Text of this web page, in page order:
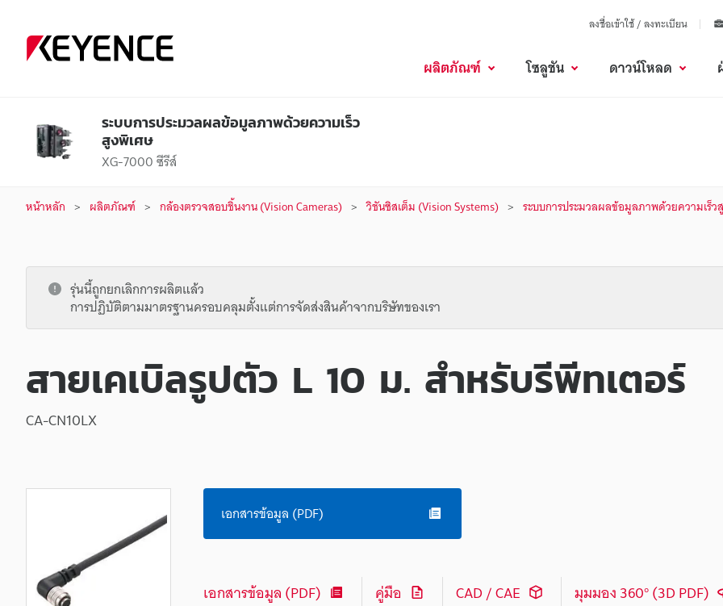
ลงชื่อเข้าใช้ / ลงทะเบียน
ผลิตภัณฑ์ โซลูชัน ดาวน์โหลด
ระบบการประมวลผลข้อมูลภาพด้วยความเร็ว
สูงพิเศษ
XG-7000 ซีรีส์
หน้าหลัก ผลิตภัณฑ์ กล้องตรวจสอบชิ้นงาน (Vision Cameras) วิชันซิสเต็ม (Vision Systems) ระบบการประมวลผลข้อมูลภาพด้วยความเร็ว
รุ่นนี้ถูกยกเลิกการผลิตแล้ว
การปฏิบัติตามมาตรฐานครอบคลุมตั้งแต่การจัดส่งสินค้าจากบริษัทของเรา
สายเคเบิลรูปตัว L 10 ม. สำหรับรีพีทเตอร์
CA-CN10LX
เอกสารข้อมูล (PDF)
เอกสารข้อมูล (PDF) คู่มือ CAD / CAE มุมมอง 360° (3D PDF)